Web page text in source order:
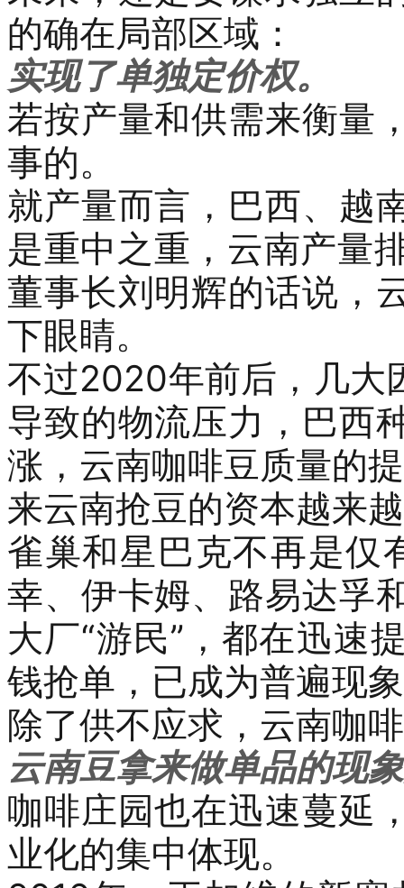
的确在局部区域：
实现了单独定价权。
若按产量和供需来衡量
事的。
就产量而言，巴西、 越
是重中之重，云南产量
董事长刘明辉的话说，
下眼睛。
不过2020年前后，几大
导致的物流压力，巴西
涨，云南咖啡豆质量的
来云南抢豆的资本越来
雀巢和星巴克不再是仅
幸、 伊卡姆、路易达孚
大厂“游民”，都在迅速
钱抢单 ， 已成为普遍现
除了供不应求 ， 云南咖
云南豆拿来做单品的现
咖啡庄园也在迅速蔓延
业化的集中体现。